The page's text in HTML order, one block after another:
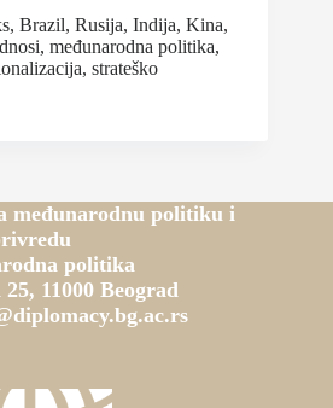
Brazil, Rusija, Indija, Kina,
međunarodna politika,
strateško
međunarodnu politiku i
politika
11000 Beograd